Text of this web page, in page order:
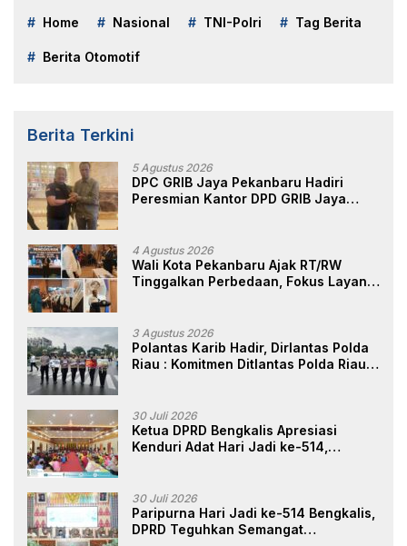
Home Nasional TNI-Polri Tag Berita
Berita Otomotif
Berita Terkini
5 Agustus 2026
DPC GRIB Jaya Pekanbaru Hadiri
Peresmian Kantor DPD GRIB Jaya
4 Agustus 2026
Wali Kota Pekanbaru Ajak RT/RW
Tinggalkan Perbedaan, Fokus Layani
3 Agustus 2026
Polantas Karib Hadir, Dirlantas Polda
Riau : Komitmen Ditlantas Polda Riau
Masyarakat
30 Juli 2026
Ketua DPRD Bengkalis Apresiasi
Kenduri Adat Hari Jadi ke-514,
30 Juli 2026
Paripurna Hari Jadi ke-514 Bengkalis,
DPRD Teguhkan Semangat